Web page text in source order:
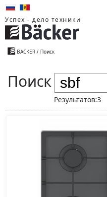
Успех - дело техники
BACKER / Поиск
Поиск
Результатов:3